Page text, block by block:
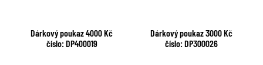
Dárkový poukaz 4000 Kč
číslo: DP400019
Dárkový poukaz 3000 Kč
číslo: DP300026